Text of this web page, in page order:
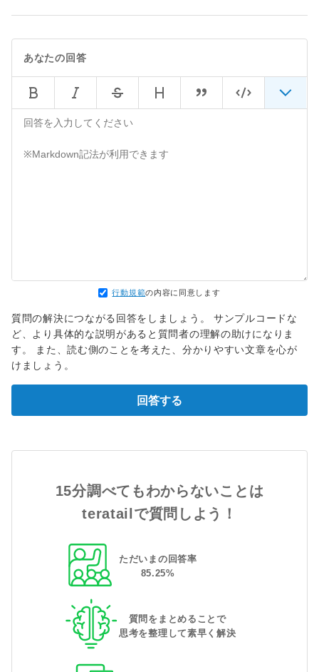
あなたの回答
行動規範の内容に同意します
質問の解決につながる回答をしましょう。 サンプルコードな
ど、より具体的な説明があると質問者の理解の助けになりま
す。 また、読む側のことを考えた、分かりやすい文章を心が
けましょう。
回答する
15分調べてもわからないことは
teratailで質問しよう！
ただいまの回答率
85.25%
質問をまとめることで
思考を整理して素早く解決